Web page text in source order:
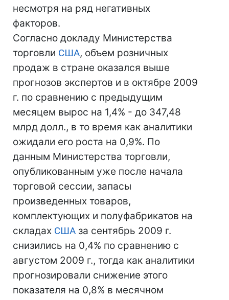
несмотря на ряд негативных
факторов.
Согласно докладу Министерства
торговли США, объем розничных
продаж в стране оказался выше
прогнозов экспертов и в октябре 2009
г. по сравнению с предыдущим
месяцем вырос на 1,4% - до 347,48
млрд долл., в то время как аналитики
ожидали его роста на 0,9%. По
данным Министерства торговли,
опубликованным уже после начала
торговой сессии, запасы
произведенных товаров,
комплектующих и полуфабрикатов на
складах США за сентябрь 2009 г.
снизились на 0,4% по сравнению с
августом 2009 г., тогда как аналитики
прогнозировали снижение этого
показателя на 0,8% в месячном